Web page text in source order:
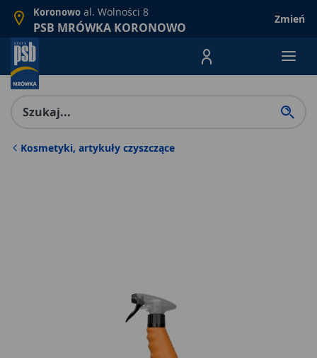
Koronowo al. Wolności 8
PSB MRÓWKA KORONOWO
Zmień
Menu Produktów,
Kosmetyki, artykuły czyszczące